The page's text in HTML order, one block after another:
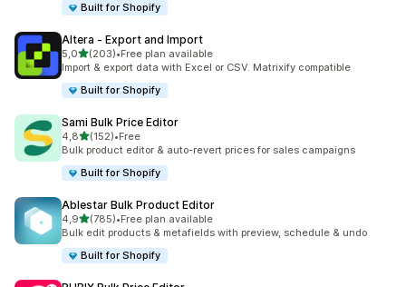
Built for Shopify
Altera ‑ Export and Import
5,0z 5 hvězd
(203)
Celkový počet recenzí: 203
•Free plan available
Import & export data with Excel or CSV. Matrixify compatible
Built for Shopify
Sami Bulk Price Editor
4,8z 5 hvězd
(152)
Celkový počet recenzí: 152
•Free
Bulk product editor & auto-revert prices for sales campaigns
Built for Shopify
Ablestar Bulk Product Editor
4,9z 5 hvězd
(785)
Celkový počet recenzí: 785
•Free plan available
Bulk edit products & metafields with preview, schedule & undo
Built for Shopify